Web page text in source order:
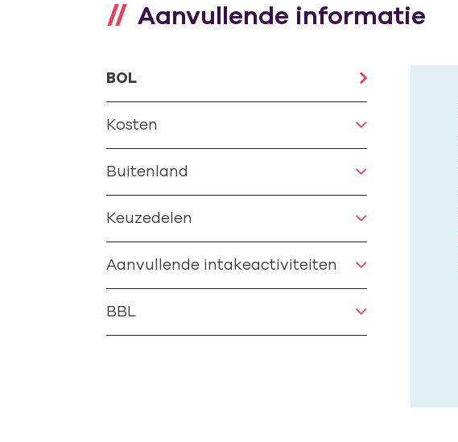
Aanvullende informatie
BOL
Kosten
Buitenland
Keuzedelen
Aanvullende intakeactiviteiten
BBL